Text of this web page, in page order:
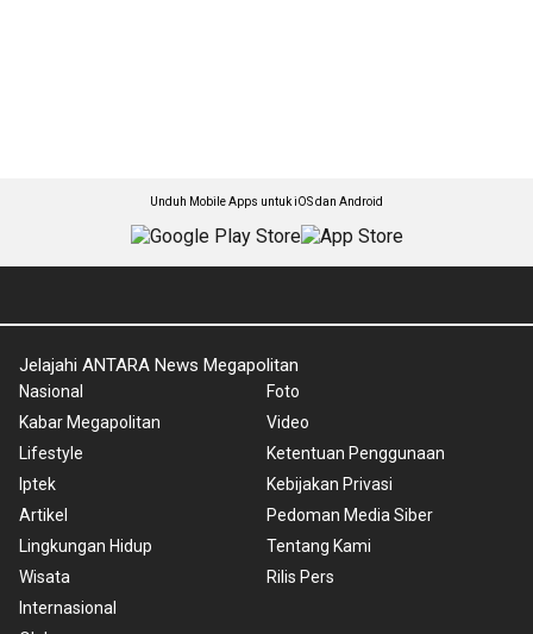
Unduh Mobile Apps untuk iOS dan Android
Jelajahi ANTARA News Megapolitan
Nasional
Kabar Megapolitan
Lifestyle
Iptek
Artikel
Lingkungan Hidup
Wisata
Internasional
Foto
Video
Ketentuan Penggunaan
Kebijakan Privasi
Pedoman Media Siber
Tentang Kami
Rilis Pers